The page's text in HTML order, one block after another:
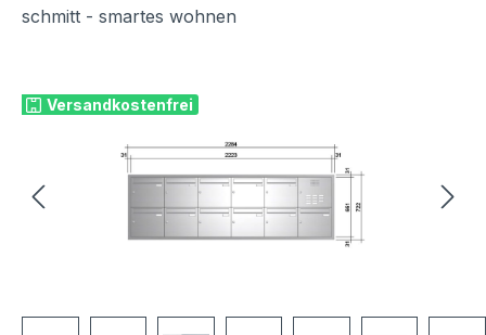
schmitt - smartes wohnen
Versandkostenfrei